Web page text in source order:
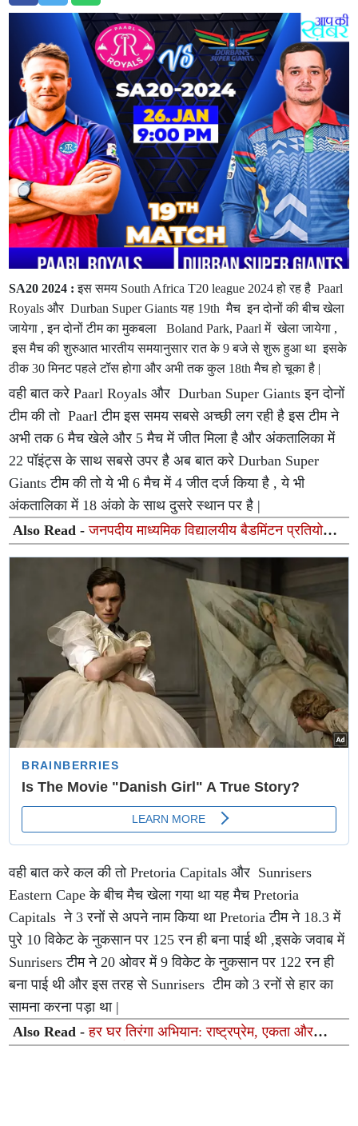
SA20 2024 :इस समय South Africa T20 league 2024 हो रह है Paarl
Royals और Durban Super Giants यह 19th मैच इन दोनों की बीच खेला
जायेगा , इन दोनों टीम का मुकबला Boland Park, Paarl में खेला जायेगा ,
इस मैच की शुरुआत भारतीय समयानुसार रात के 9 बजे से शुरू हुआ था इसके
ठीक 30 मिनट पहले टॉस होगा और अभी तक कुल 18th मैच हो चूका है |
वही बात करे Paarl Royals और Durban Super Giants इन दोनों
टीम की तो Paarl टीम इस समय सबसे अच्छी लग रही है इस टीम ने
अभी तक 6 मैच खेले और 5 मैच में जीत मिला है और अंकतालिका में
22 पॉइंट्स के साथ सबसे उपर है अब बात करे Durban Super
Giants टीम की तो ये भी 6 मैच में 4 जीत दर्ज किया है , ये भी
अंकतालिका में 18 अंको के साथ दुसरे स्थान पर है |
Also Read -जनपदीय माध्यमिक विद्यालयीय बैडमिंटन प्रतियोगिता
2026-27 का भव्य शुभारंभ, विभिन्न वर्गों के फाइनलिस्ट तय
वही बात करे कल की तो Pretoria Capitals और Sunrisers
Eastern Cape के बीच मैच खेला गया था यह मैच Pretoria
Capitals ने 3 रनों से अपने नाम किया था Pretoria टीम ने 18.3 में
पुरे 10 विकेट के नुकसान पर 125 रन ही बना पाई थी ,इसके जवाब में
Sunrisers टीम ने 20 ओवर में 9 विकेट के नुकसान पर 122 रन ही
बना पाई थी और इस तरह से Sunrisers टीम को 3 रनों से हार का
सामना करना पड़ा था |
Also Read -हर घर तिरंगा अभियान: राष्ट्रप्रेम, एकता और
जनभागीदारी का महापर्व